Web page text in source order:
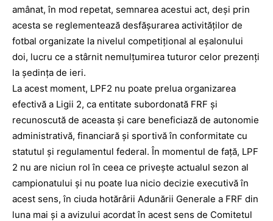
amânat, în mod repetat, semnarea acestui act, deși prin
acesta se reglementează desfășurarea activităților de
fotbal organizate la nivelul competițional al eșalonului
doi, lucru ce a stârnit nemulțumirea tuturor celor prezenți
la ședința de ieri.
La acest moment, LPF2 nu poate prelua organizarea
efectivă a Ligii 2, ca entitate subordonată FRF și
recunoscută de aceasta și care beneficiază de autonomie
administrativă, financiară și sportivă în conformitate cu
statutul și regulamentul federal. În momentul de față, LPF
2 nu are niciun rol în ceea ce privește actualul sezon al
campionatului și nu poate lua nicio decizie executivă în
acest sens, în ciuda hotărârii Adunării Generale a FRF din
luna mai și a avizului acordat în acest sens de Comitetul